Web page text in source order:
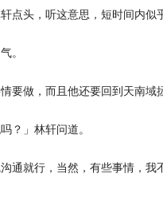
头，听这意思，短时间内似
。
做，而且他还要回到天南域
」林轩问道。
就行，当然，有些事情，我